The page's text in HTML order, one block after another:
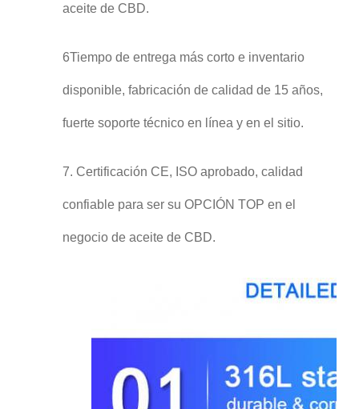
aceite de CBD.
6Tiempo de entrega más corto e inventario
disponible, fabricación de calidad de 15 años,
fuerte soporte técnico en línea y en el sitio.
7. Certificación CE, ISO aprobado, calidad
confiable para ser su OPCIÓN TOP en el
negocio de aceite de CBD.